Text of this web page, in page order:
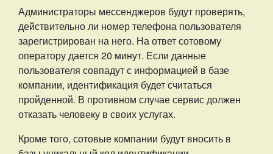
Администраторы мессенджеров будут проверять,
действительно ли номер телефона пользователя
зарегистрирован на него. На ответ сотовому
оператору дается 20 минут. Если данные
пользователя совпадут с информацией в базе
компании, идентификация будет считаться
пройденной. В противном случае сервис должен
отказать человеку в своих услугах.
Кроме того, сотовые компании будут вносить в